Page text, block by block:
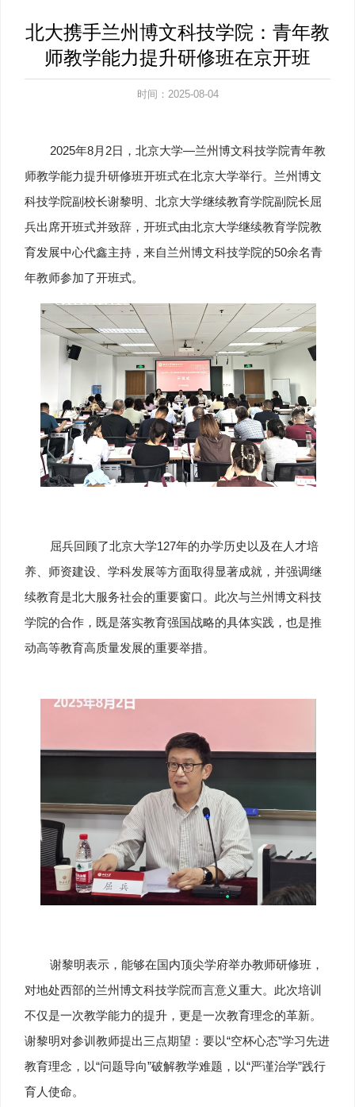
北大携手兰州博文科技学院：青年教
师教学能力提升研修班在京开班
时间：2025-08-04
2025年8月2日，北京大学—兰州博文科技学院青年教
师教学能力提升研修班开班式在北京大学举行。兰州博文
科技学院副校长谢黎明、北京大学继续教育学院副院长屈
兵出席开班式并致辞，开班式由北京大学继续教育学院教
育发展中心代鑫主持，来自兰州博文科技学院的50余名青
年教师参加了开班式。
屈兵回顾了北京大学127年的办学历史以及在人才培
养、师资建设、学科发展等方面取得显著成就，并强调继
续教育是北大服务社会的重要窗口。此次与兰州博文科技
学院的合作，既是落实教育强国战略的具体实践，也是推
动高等教育高质量发展的重要举措。
谢黎明表示，能够在国内顶尖学府举办教师研修班，
对地处西部的兰州博文科技学院而言意义重大。此次培训
不仅是一次教学能力的提升，更是一次教育理念的革新。
谢黎明对参训教师提出三点期望：要以“空杯心态”学习先进
教育理念，以“问题导向”破解教学难题，以“严谨治学”践行
育人使命。